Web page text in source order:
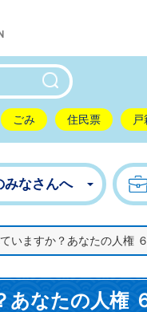
ごみ 住民票
みなさんへ
いますか？あなたの人権
あなたの人権